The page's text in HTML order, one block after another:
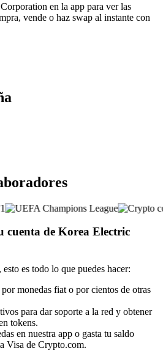
en la app para ver las
vende o haz swap al instante con
cuenta de Korea Electric
es todo lo que puedes hacer:
monedas fiat o por cientos de otras
para dar soporte a la red y obtener
tokens.
en nuestra app o gasta tu saldo
Visa de Crypto.com.